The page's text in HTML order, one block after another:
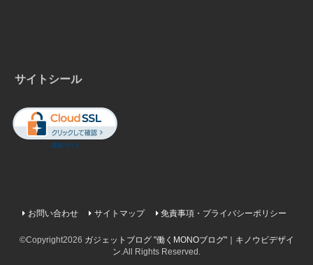
サイトシール
お問い合わせ サイトマップ 免責事項・プライバシーポリシー
©Copyright2026 ガジェットブログ "働くMONOブログ"｜キノウビデザイ
ン .All Rights Reserved.